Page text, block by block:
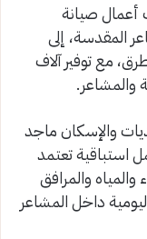
صيانة
المقدسة، إلى
مع توفير آلاف
والمشاعر.
والإسكان ماجد
استباقية تعتمد
والمرافق
داخل المشاعر